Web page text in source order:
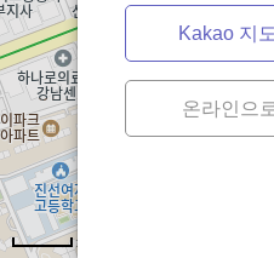
100m
Kakao 지
온라인으